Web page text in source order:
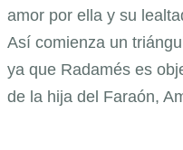
amor por ella y su
Así comienza un
ya que Radamés es
de la hija del Faraón,